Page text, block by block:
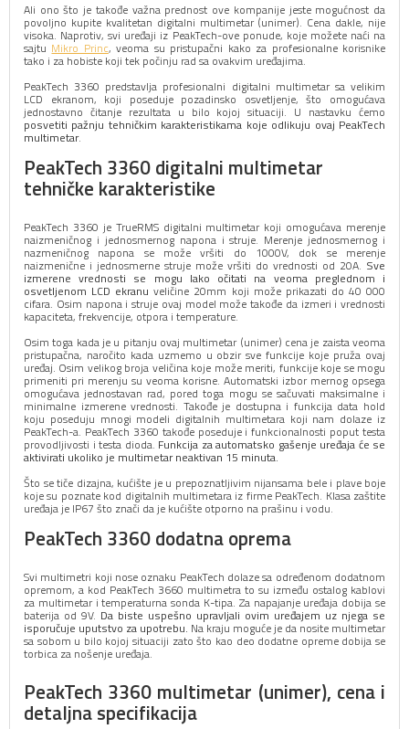
Ali ono što je takođe važna prednost ove kompanije jeste mogućnost da
povoljno kupite kvalitetan digitalni multimetar (unimer). Cena dakle, nije
visoka. Naprotiv, svi uređaji iz PeakTech-ove ponude, koje možete naći na
sajtu Mikro Princ, veoma su pristupačni kako za profesionalne korisnike
tako i za hobiste koji tek počinju rad sa ovakvim uređajima.
PeakTech 3360 predstavlja profesionalni digitalni multimetar sa velikim
LCD ekranom, koji poseduje pozadinsko osvetljenje, što omogućava
jednostavno čitanje rezultata u bilo kojoj situaciji. U nastavku ćemo
posvetiti pažnju tehničkim karakteristikama koje odlikuju ovaj PeakTech
multimetar.
PeakTech 3360 digitalni multimetar
tehničke karakteristike
PeakTech 3360 je TrueRMS digitalni multimetar koji omogućava merenje
naizmeničnog i jednosmernog napona i struje. Merenje jednosmernog i
nazmeničnog napona se može vršiti do 1000V, dok se merenje
naizmenične i jednosmerne struje može vršiti do vrednosti od 20A. Sve
izmerene vrednosti se mogu lako očitati na veoma preglednom i
osvetljenom LCD ekranu veličine 20mm koji može prikazati do 40 000
cifara. Osim napona i struje ovaj model može takođe da izmeri i vrednosti
kapaciteta, frekvencije, otpora i temperature.
Osim toga kada je u pitanju ovaj multimetar (unimer) cena je zaista veoma
pristupačna, naročito kada uzmemo u obzir sve funkcije koje pruža ovaj
uređaj. Osim velikog broja veličina koje može meriti, funkcije koje se mogu
primeniti pri merenju su veoma korisne. Automatski izbor mernog opsega
omogućava jednostavan rad, pored toga mogu se sačuvati maksimalne i
minimalne izmerene vrednosti. Takođe je dostupna i funkcija data hold
koju poseduju mnogi modeli digitalnih multimetara koji nam dolaze iz
PeakTech-a. PeakTech 3360 takođe poseduje i funkcionalnosti poput testa
provodljivosti i testa dioda. Funkcija za automatsko gašenje uređaja će se
aktivirati ukoliko je multimetar neaktivan 15 minuta.
Što se tiče dizajna, kućište je u prepoznatljivim nijansama bele i plave boje
koje su poznate kod digitalnih multimetara iz firme PeakTech. Klasa zaštite
uređaja je IP67 što znači da je kućište otporno na prašinu i vodu.
PeakTech 3360 dodatna oprema
Svi multimetri koji nose oznaku PeakTech dolaze sa određenom dodatnom
opremom, a kod PeakTech 3660 multimetra to su između ostalog kablovi
za multimetar i temperaturna sonda K-tipa. Za napajanje uređaja dobija se
baterija od 9V. Da biste uspešno upravljali ovim uređajem uz njega se
isporučuje uputstvo za upotrebu. Na kraju moguće je da nosite multimetar
sa sobom u bilo kojoj situaciji zato što kao deo dodatne opreme dobija se
torbica za nošenje uređaja.
PeakTech 3360 multimetar (unimer), cena i
detaljna specifikacija